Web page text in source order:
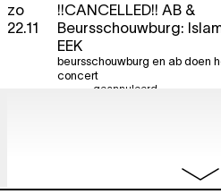
zo
22.11
!!CANCELLED!! AB &
Beursschouwburg:
EEK
geannuleerd
beursschouwburg en ab doen
concert
Origami Ensemble: 2